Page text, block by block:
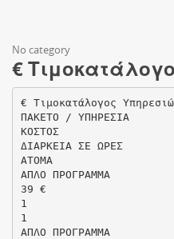
No category
€
€ Τιμοκατάλογος
ΠΑΚΕΤΟ / ΥΠΗΡΕΣΙΑ
ΚΟΣΤΟΣ
ΔΙΑΡΚΕΙΑ ΣΕ ΩΡΕΣ
ΑΤΟΜΑ
ΑΠΛΟ ΠΡΟΓΡΑΜΜΑ
39 €
1
1
ΑΠΛΟ ΠΡΟΓΡΑΜΜΑ